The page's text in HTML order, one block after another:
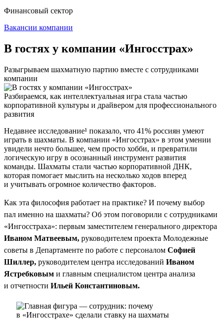
Финансовый сектор
Вакансии компании
В гостях у компании «Ингосстрах»
Разыгрываем шахматную партию вместе с сотрудниками
компании
Разбираемся, как интеллектуальная игра стала частью
корпоративной культуры и драйвером для профессионального
развития
Недавнее исследование¹ показало, что 41% россиян умеют
играть в шахматы. В компании «Ингосстрах» в этом умении
увидели нечто большее, чем просто хобби, и превратили
логическую игру в осознанный инструмент развития
команды. Шахматы стали частью корпоративной ДНК,
которая помогает мыслить на несколько ходов вперед
и учитывать огромное количество факторов.
Как эта философия работает на практике? И почему выбор
пал именно на шахматы? Об этом поговорили с сотрудниками
«Ингосстраха»: первым заместителем генерального директора
Иваном Матвеевым, руководителем проекта Молодежные
советы в Департаменте по работе с персоналом Софией
Шиллер, руководителем центра исследований Иваном
Ястребковым и главным специалистом центра анализа
и отчетности Ильей Константиновым.